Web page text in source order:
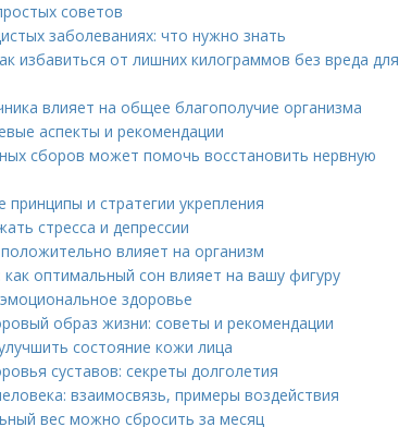
советов
заболеваниях: что нужно знать
избавиться от лишних килограммов без вреда для
влияет на общее благополучие организма
аспекты и рекомендации
сборов может помочь восстановить нервную
и стратегии укрепления
стресса и депрессии
влияет на организм
оптимальный сон влияет на вашу фигуру
здоровье
образ жизни: советы и рекомендации
состояние кожи лица
суставов: секреты долголетия
взаимосвязь, примеры воздействия
вес можно сбросить за месяц